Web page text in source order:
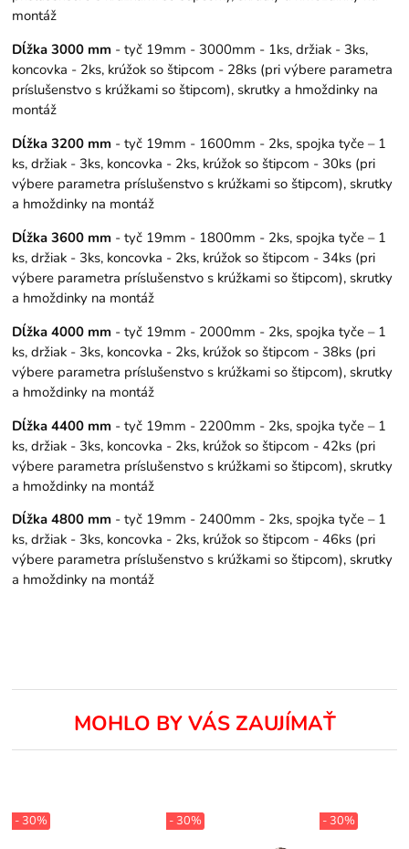
montáž
Dĺžka 3000 mm - tyč 19mm - 3000mm - 1ks, držiak - 3ks,
koncovka - 2ks, krúžok so štipcom - 28ks (pri výbere parametra
príslušenstvo s krúžkami so štipcom), skrutky a hmoždinky na
montáž
Dĺžka 3200 mm - tyč 19mm - 1600mm - 2ks, spojka tyče – 1
ks, držiak - 3ks, koncovka - 2ks, krúžok so štipcom - 30ks (pri
výbere parametra príslušenstvo s krúžkami so štipcom), skrutky
a hmoždinky na montáž
Dĺžka 3600 mm - tyč 19mm - 1800mm - 2ks, spojka tyče – 1
ks, držiak - 3ks, koncovka - 2ks, krúžok so štipcom - 34ks (pri
výbere parametra príslušenstvo s krúžkami so štipcom), skrutky
a hmoždinky na montáž
Dĺžka 4000 mm - tyč 19mm - 2000mm - 2ks, spojka tyče – 1
ks, držiak - 3ks, koncovka - 2ks, krúžok so štipcom - 38ks (pri
výbere parametra príslušenstvo s krúžkami so štipcom), skrutky
a hmoždinky na montáž
Dĺžka 4400 mm - tyč 19mm - 2200mm - 2ks, spojka tyče – 1
ks, držiak - 3ks, koncovka - 2ks, krúžok so štipcom - 42ks (pri
výbere parametra príslušenstvo s krúžkami so štipcom), skrutky
a hmoždinky na montáž
Dĺžka 4800 mm - tyč 19mm - 2400mm - 2ks, spojka tyče – 1
ks, držiak - 3ks, koncovka - 2ks, krúžok so štipcom - 46ks (pri
výbere parametra príslušenstvo s krúžkami so štipcom), skrutky
a hmoždinky na montáž
MOHLO BY VÁS ZAUJÍMAŤ
- 30% - 30% - 30%